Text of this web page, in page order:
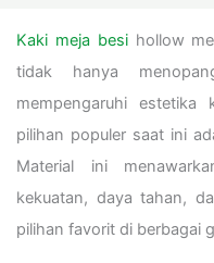
Kaki meja besihollow
tidak hanya
mempengaruhi estetika
pilihan populer saat ini
Material ini
kekuatan, daya tahan,
pilihan favorit di berbagai